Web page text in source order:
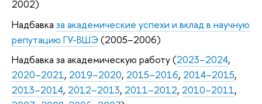
2002)
Надбавка за академические успехи и вклад в научную
репутацию ГУ-ВШЭ (2005–2006)
Надбавка за академическую работу (2023–2024,
2020–2021, 2019–2020, 2015–2016, 2014–2015,
2013–2014, 2012–2013, 2011–2012, 2010–2011,